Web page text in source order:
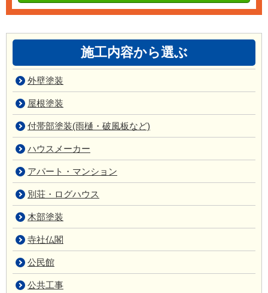
施工内容から選ぶ
外壁塗装
屋根塗装
付帯部塗装(雨樋・破風板など)
ハウスメーカー
アパート・マンション
別荘・ログハウス
木部塗装
寺社仏閣
公民館
公共工事